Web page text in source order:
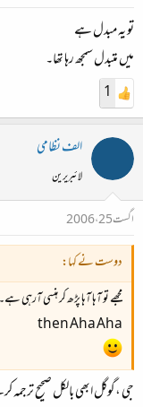
تو یہ مبدل ہے
میں متبدل سمجھ رہا تھا۔
1
الف نظامی
لائبریرین
اگست 25، 2006
دوست نے کہا:
مجھے تو آہا آہا پڑھ کر ہنسی آرہی ہے۔
then Aha Aha
جی ،گوگل ابھی بالکل صحیح